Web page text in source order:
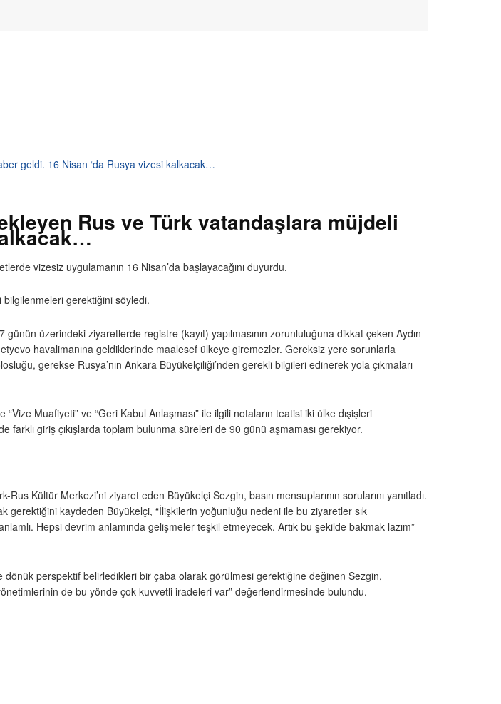
geldi. 16 Nisan ‘da Rusya vizesi kalkacak…
Rus ve Türk vatandaşlara müjdeli
vizesiz uygulamanın 16 Nisan’da başlayacağını duyurdu.
bilgilenmeleri gerektiğini söyledi.
üzerindeki ziyaretlerde registre (kayıt) yapılmasının zorunluluğuna dikkat çeken Aydın
havalimanına geldiklerinde maalesef ülkeye giremezler. Gereksiz yere sorunlarla
gerekse Rusya’nın Ankara Büyükelçiliği’nden gerekli bilgileri edinerek yola çıkmaları
Muafiyeti” ve “Geri Kabul Anlaşması” ile ilgili notaların teatisi iki ülke dışişleri
giriş çıkışlarda toplam bulunma süreleri de 90 günü aşmaması gerekiyor.
Rus Kültür Merkezi’ni ziyaret eden Büyükelçi Sezgin, basın mensuplarının sorularını yanıtladı.
gerektiğini kaydeden Büyükelçi, “İlişkilerin yoğunluğu nedeni ile bu ziyaretler sık
Hepsi devrim anlamında gelişmeler teşkil etmeyecek. Artık bu şekilde bakmak lazım”
perspektif belirledikleri bir çaba olarak görülmesi gerektiğine değinen Sezgin,
de bu yönde çok kuvvetli iradeleri var” değerlendirmesinde bulundu.